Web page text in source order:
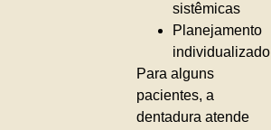
sistêmicas
Planejamento
individualizado
Para alguns
pacientes, a
dentadura atende